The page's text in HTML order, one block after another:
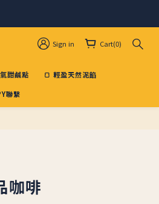
Sign in Cart(0)
甜鹹點
🍞 輕盈天然泥餡
聯繫
咖啡